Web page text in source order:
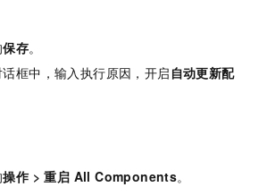
保存。
框中，输入执行原因，开启 自动更新配
操作 >重启 All Components。